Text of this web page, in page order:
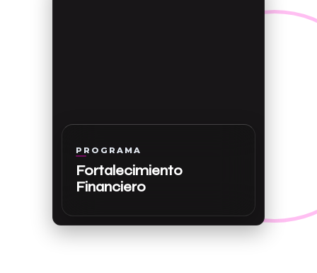
PROGRAMA
Fortalecimiento
Financiero